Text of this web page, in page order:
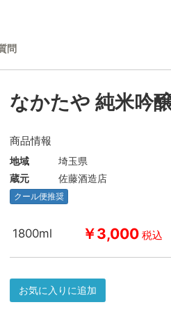
問
なかたや 純米吟
商品情報
地域
埼玉県
蔵元
佐藤酒造店
クール便推奨
1800ml ￥3,000 税込
お気に入りに追加